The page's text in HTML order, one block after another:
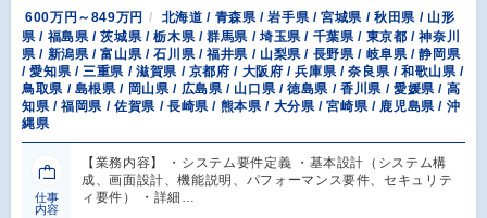
600万円～849万円
北海道 / 青森県 / 岩手県 / 宮城県 / 秋田県 / 山形
県 / 福島県 / 茨城県 / 栃木県 / 群馬県 / 埼玉県 / 千葉県 / 東京都 / 神奈川
県 / 新潟県 / 富山県 / 石川県 / 福井県 / 山梨県 / 長野県 / 岐阜県 / 静岡県
/ 愛知県 / 三重県 / 滋賀県 / 京都府 / 大阪府 / 兵庫県 / 奈良県 / 和歌山県 /
鳥取県 / 島根県 / 岡山県 / 広島県 / 山口県 / 徳島県 / 香川県 / 愛媛県 / 高
知県 / 福岡県 / 佐賀県 / 長崎県 / 熊本県 / 大分県 / 宮崎県 / 鹿児島県 / 沖
縄県
仕事
内容
【業務内容】 ・システム要件定義 ・基本設計（システム構
成、画面設計、機能説明、パフォーマンス要件、セキュリテ
ィ要件） ・詳細…